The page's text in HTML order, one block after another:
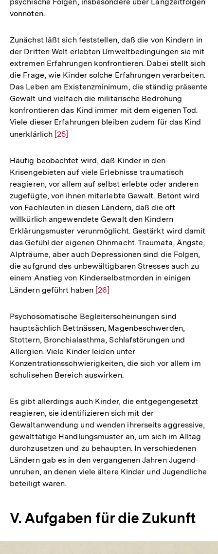
psychische Folgen, insbesondere über Langzeitfolgen
vonnöten.
Zunächst läßt sich feststellen, daß die von Kindern in
der Dritten Welt erlebten Umweltbedingungen sie mit
extremen Erfahrungen konfrontieren. Dabei stellt sich
die Frage, wie Kinder solche Erfahrungen verarbeiten.
Das Leben am Existenzminimum, die ständig präsente
Gewalt und vielfach die militärische Bedrohung
konfrontieren das Kind immer mit dem eigenen Tod.
Viele dieser Erfahrungen bleiben zudem für das Kind
unerklärlich Zur
der
Fußnote
[25]
Häufig beobachtet wird, daß Kinder in den
Krisengebieten auf viele Erlebnisse traumatisch
reagieren, vor allem auf selbst erlebte oder anderen
zugefügte, von ihnen miterlebte Gewalt. Betont wird
von Fachleuten in diesen Ländern, daß die oft
willkürlich angewendete Gewalt den Kindern
Erklärungsmuster verunmöglicht. Gestärkt wird damit
das Gefühl der eigenen Ohnmacht. Traumata, Ängste,
Alpträume, aber auch Depressionen sind die Folgen,
die aufgrund des unbewältigbaren Stresses auch zu
einem Anstieg von Kinderselbstmorden in einigen
Ländern geführt haben Zur
der
Fußnote
[26]
Psychosomatische Begleiterscheinungen sind
hauptsächlich Bettnässen, Magenbeschwerden,
Stottern, Bronchialasthma, Schlafstörungen und
Allergien. Viele Kinder leiden unter
Konzentrationsschwierigkeiten, die sich vor allem im
schulisehen Bereich auswirken.
Es gibt allerdings auch Kinder, die entgegengesetzt
reagieren, sie identifizieren sich mit der
Gewaltanwendung und wenden ihrerseits aggressive,
gewalttätige Handlungsmuster an, um sich im Alltag
durchzusetzen und zu behaupten. In verschiedenen
Ländern gab es in den vergangenen Jahren Jugend-
unruhen, an denen viele ältere Kinder und Jugendliche
beteiligt waren.
V. Aufgaben für die Zukunft